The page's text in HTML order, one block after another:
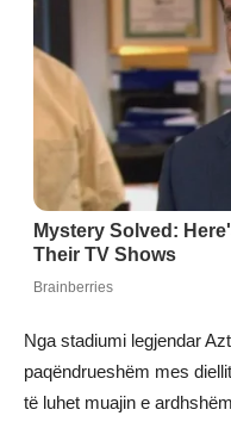
Nga stadiumi legjendar
paqëndrueshëm mes
të luhet muajin e